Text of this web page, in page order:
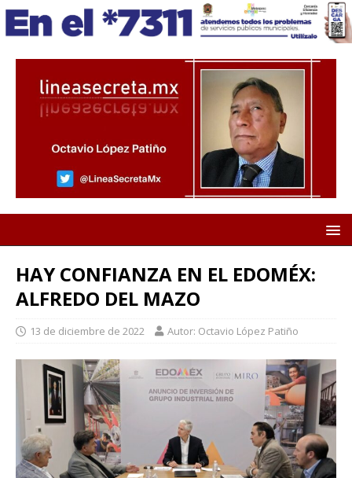
HAY CONFIANZA EN EL EDOMÉX:
ALFREDO DEL MAZO
13 de diciembre de 2022 Autor: Octavio López Patiño